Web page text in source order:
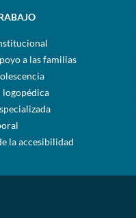
a las familias
la accesibilidad